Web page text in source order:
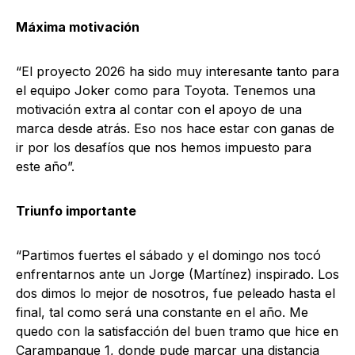
Máxima motivación
“El proyecto 2026 ha sido muy interesante tanto para
el equipo Joker como para Toyota. Tenemos una
motivación extra al contar con el apoyo de una
marca desde atrás. Eso nos hace estar con ganas de
ir por los desafíos que nos hemos impuesto para
este año”.
Triunfo importante
“Partimos fuertes el sábado y el domingo nos tocó
enfrentarnos ante un Jorge (Martínez) inspirado. Los
dos dimos lo mejor de nosotros, fue peleado hasta el
final, tal como será una constante en el año. Me
quedo con la satisfacción del buen tramo que hice en
Carampangue 1, donde pude marcar una distancia